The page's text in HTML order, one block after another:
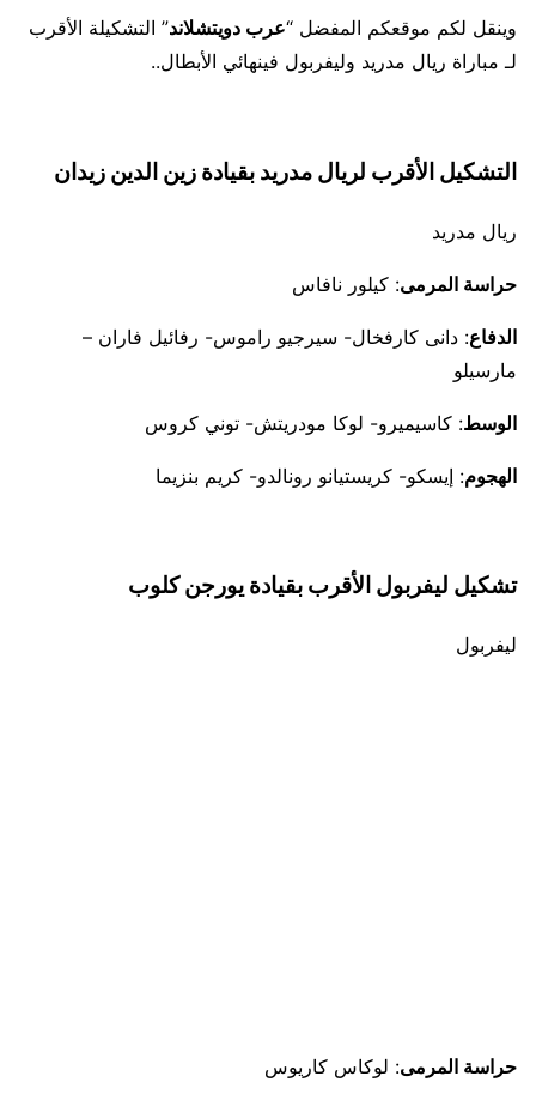
وينقل لكم موقعكم المفضل “عرب دويتشلاند” التشكيلة الأقرب
لـ مباراة ريال مدريد وليفربول فينهائي الأبطال..
التشكيل الأقرب لريال مدريد بقيادة زين الدين زيدان
ريال مدريد
حراسة المرمى: كيلور نافاس
الدفاع: دانى كارفخال- سيرجيو راموس- رفائيل فاران –
مارسيلو
الوسط: كاسيميرو- لوكا مودريتش- توني كروس
الهجوم: إيسكو- كريستيانو رونالدو- كريم بنزيما
تشكيل ليفربول الأقرب بقيادة يورجن كلوب
ليفربول
حراسة المرمى: لوكاس كاريوس